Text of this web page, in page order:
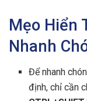
Mẹo Hiển
Nhanh
Để nhanh
định, chỉ cần